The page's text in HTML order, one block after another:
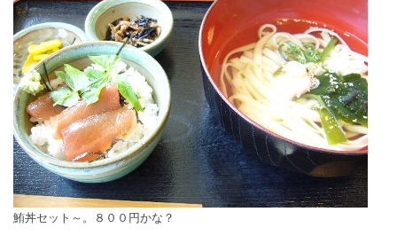
鮪丼セット～。８００円かな？